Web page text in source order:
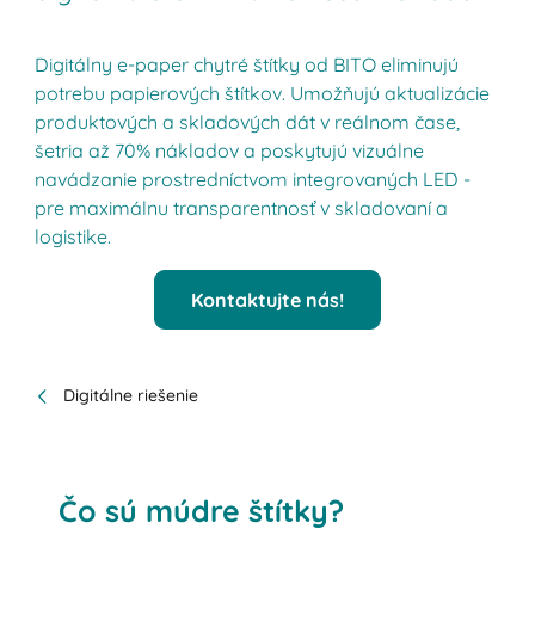
Digitálny e-paper chytré štítky od BITO eliminujú
potrebu papierových štítkov. Umožňujú aktualizácie
produktových a skladových dát v reálnom čase,
šetria až 70% nákladov a poskytujú vizuálne
navádzanie prostredníctvom integrovaných LED -
pre maximálnu transparentnosť v skladovaní a
logistike.
Kontaktujte nás!
Digitálne riešenie
Čo sú múdre štítky?